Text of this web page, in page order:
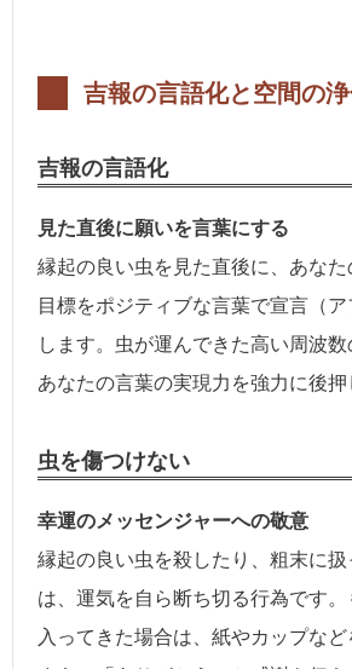
吉報の言語化と空間の
吉報の言語化
見た直後に願いを言葉にする
縁起の良い虫を見た直後に、あな
目標をポジティブな言葉で宣言（ア
します。虫が運んできた高い周波数
あなたの言葉の実現力を強力に後押
虫を傷つけない
幸運のメッセンジャーへの敬意
縁起の良い虫を殺したり、粗末に扱
は、運気を自ら断ち切る行為です。
入ってきた場合は、紙やカップなど